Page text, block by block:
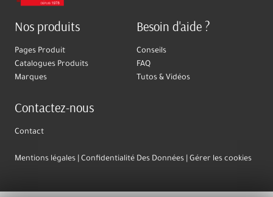
Nos produits
Pages Produit
Catalogues Produits
Marques
Besoin d'aide ?
Conseils
FAQ
Tutos & Vidéos
Contactez-nous
Contact
Mentions légales Confidentialité Des Données Gérer les cookies